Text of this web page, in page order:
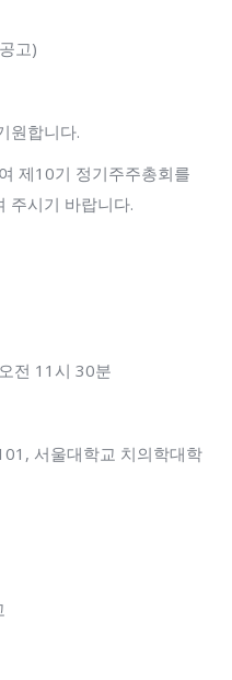
고)
원합니다.
제10기 정기주주총회를
주시기 바랍니다.
전 11시 30분
서울대학교 치의학대학